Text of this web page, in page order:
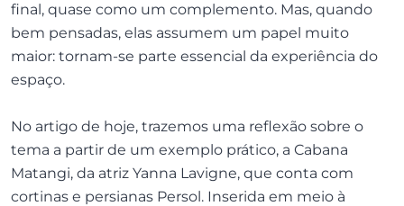
final, quase como um complemento. Mas, quando
bem pensadas, elas assumem um papel muito
maior: tornam-se parte essencial da experiência do
espaço.
No artigo de hoje, trazemos uma reflexão sobre o
tema a partir de um exemplo prático, a Cabana
Matangi, da atriz Yanna Lavigne, que conta com
cortinas e persianas Persol. Inserida em meio à